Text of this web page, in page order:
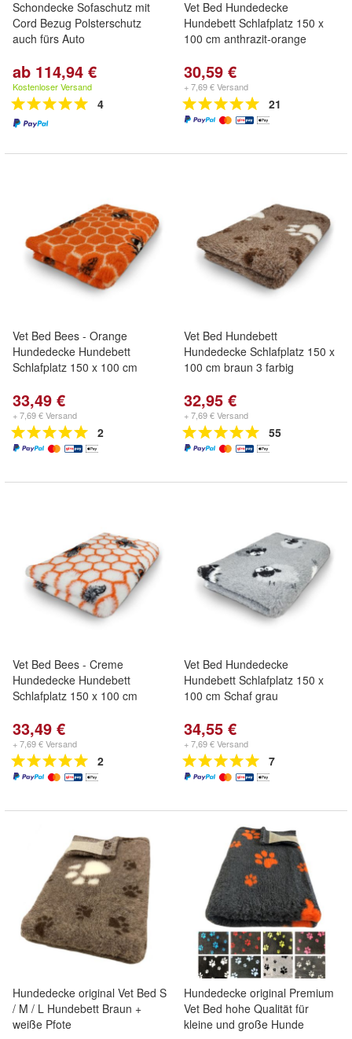
Schondecke Sofaschutz mit
Cord Bezug Polsterschutz
auch fürs Auto
ab 114,94 €
Kostenloser Versand
4
Vet Bed Hundedecke
Hundebett Schlafplatz 150 x
100 cm anthrazit-orange
30,59 €
+ 7,69 € Versand
21
Vet Bed Bees - Orange
Hundedecke Hundebett
Schlafplatz 150 x 100 cm
33,49 €
+ 7,69 € Versand
2
Vet Bed Hundebett
Hundedecke Schlafplatz 150 x
100 cm braun 3 farbig
32,95 €
+ 7,69 € Versand
55
Vet Bed Bees - Creme
Hundedecke Hundebett
Schlafplatz 150 x 100 cm
33,49 €
+ 7,69 € Versand
2
Vet Bed Hundedecke
Hundebett Schlafplatz 150 x
100 cm Schaf grau
34,55 €
+ 7,69 € Versand
7
Hundedecke original Vet Bed S
/ M / L Hundebett Braun +
weiße Pfote
Hundedecke original Premium
Vet Bed hohe Qualität für
kleine und große Hunde